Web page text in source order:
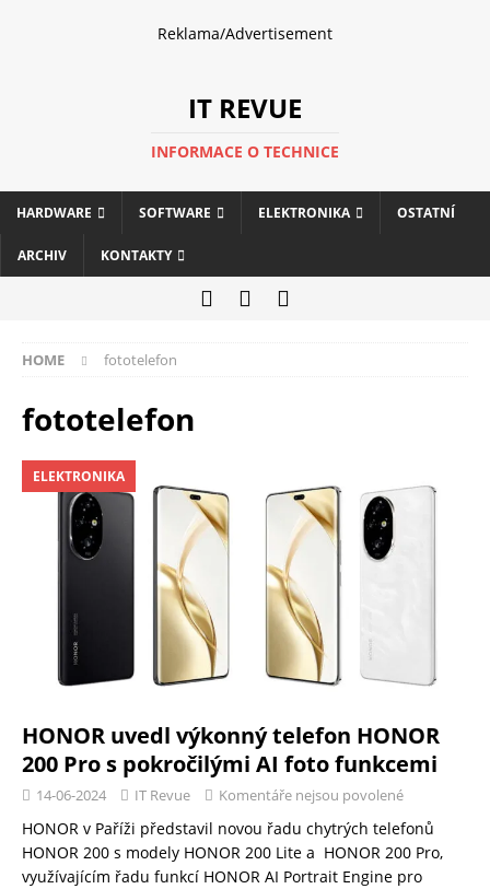
Reklama/Advertisement
IT REVUE
INFORMACE O TECHNICE
HARDWARE SOFTWARE ELEKTRONIKA OSTATNÍ
ARCHIV KONTAKTY
HOME fototelefon
fototelefon
ELEKTRONIKA
HONOR uvedl výkonný telefon HONOR
200 Pro s pokročilými AI foto funkcemi
14-06-2024 IT Revue Komentáře nejsou povolené
HONOR v Paříži představil novou řadu chytrých telefonů
HONOR 200 s modely HONOR 200 Lite a HONOR 200 Pro,
využívajícím řadu funkcí HONOR AI Portrait Engine pro